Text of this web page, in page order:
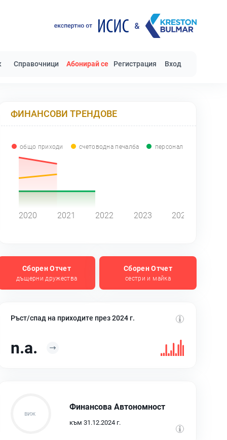
Справочници Абонирай се Регистрация Вход
ФИНАНСОВИ ТРЕНДОВЕ
общо приходи счетоводна печалба персонал
2020 2021 2022 2023 2024
Сборен Отчет
дъщерни дружества
Сборен Отчет
сестри и майка
Ръст/спад на приходите през 2024 г.
n.a.
Финансова Автономност
към 31.12.2024 г.